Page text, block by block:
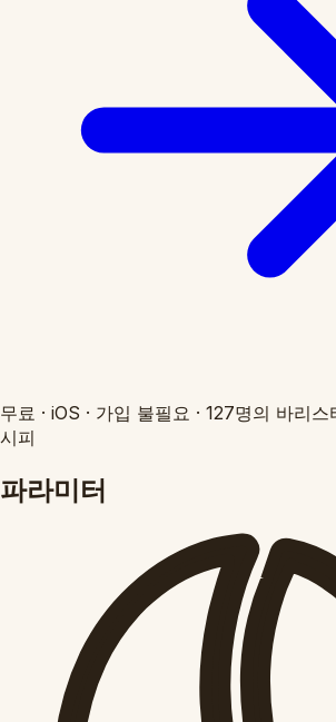
무료 · iOS · 가입 불필요 · 127명의 바리스
시피
파라미터